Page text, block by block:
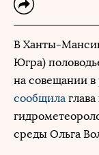
В Ханты-
Югра)
на совещании в
сообщила
среды Ольга